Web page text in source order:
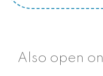
Also open